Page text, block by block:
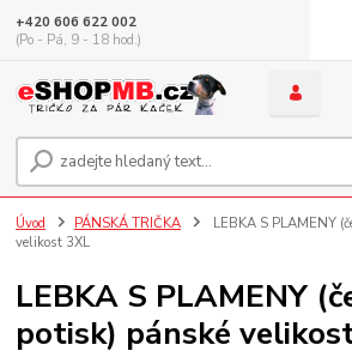
+420 606 622 002
(Po - Pá, 9 - 18 hod.)
Úvod PÁNSKÁ TRIČKA
LEBKA S PLAMENY
velikost 3XL
LEBKA S PLAMENY
potisk) pánské